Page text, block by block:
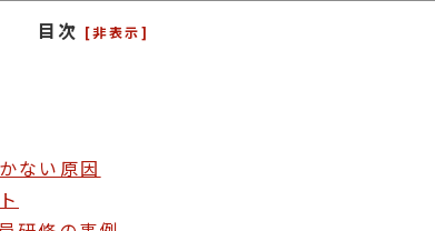
目次 [非表示]
ない原因